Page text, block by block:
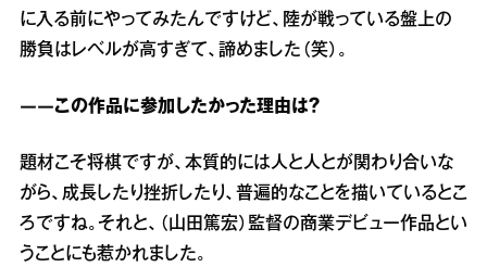
に入る前にやってみたんですけど、陸が戦っている盤上の
勝負はレベルが高すぎて、諦めました（笑）。
――この作品に参加したかった理由は？
題材こそ将棋ですが、本質的には人と人とが関わり合いな
がら、成長したり挫折したり、普遍的なことを描いているとこ
ろですね。それと、（山田篤宏）監督の商業デビュー作品とい
うことにも惹かれました。